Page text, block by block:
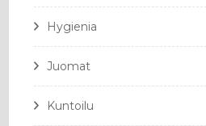
Hygienia
Juomat
Kuntoilu